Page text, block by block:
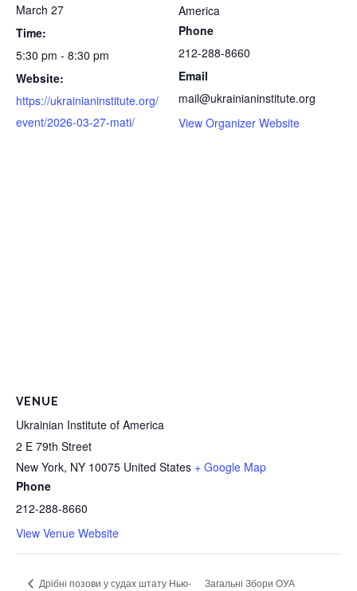
March 27
Time:
5:30 pm - 8:30 pm
Website:
https://ukrainianinstitute.org/
event/2026-03-27-mati/
America
Phone
212-288-8660
Email
mail@ukrainianinstitute.org
View Organizer Website
VENUE
Ukrainian Institute of America
2 E 79th Street
New York, NY 10075 United States + Google Map
Phone
212-288-8660
View Venue Website
Дрібні позови у судах штату Нью-
Загальні Збори ОУА